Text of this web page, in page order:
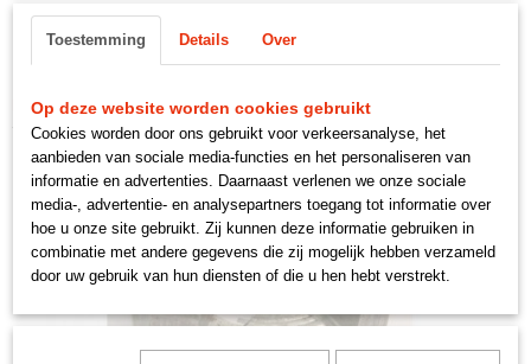
Inloggen Registreren
Home>WIELEN EN OPHANGING >-achter>moer astap
Toestemming Details Over
Op deze website worden cookies gebruikt
Cookies worden door ons gebruikt voor verkeersanalyse, het
aanbieden van sociale media-functies en het personaliseren van
informatie en advertenties. Daarnaast verlenen we onze sociale
media-, advertentie- en analysepartners toegang tot informatie over
hoe u onze site gebruikt. Zij kunnen deze informatie gebruiken in
combinatie met andere gegevens die zij mogelijk hebben verzameld
door uw gebruik van hun diensten of die u hen hebt verstrekt.